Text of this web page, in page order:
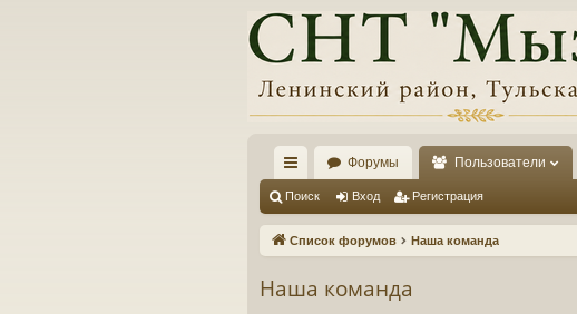
с
ы
и
Форумы Пользователи
Поиск Вход Регистрация
Список форумов Наша команда
Наша команда